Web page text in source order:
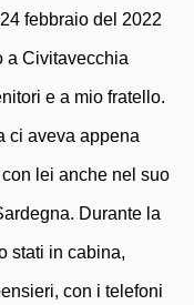
febbraio del 2022
a Civitavecchia
e a mio fratello.
ci aveva appena
lei anche nel suo
Durante la
stati in cabina,
con i telefoni